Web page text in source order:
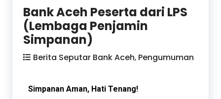
Bank Aceh Peserta dari LPS
(Lembaga Penjamin
Simpanan)
Berita Seputar Bank Aceh, Pengumuman
Simpanan Aman, Hati Tenang!